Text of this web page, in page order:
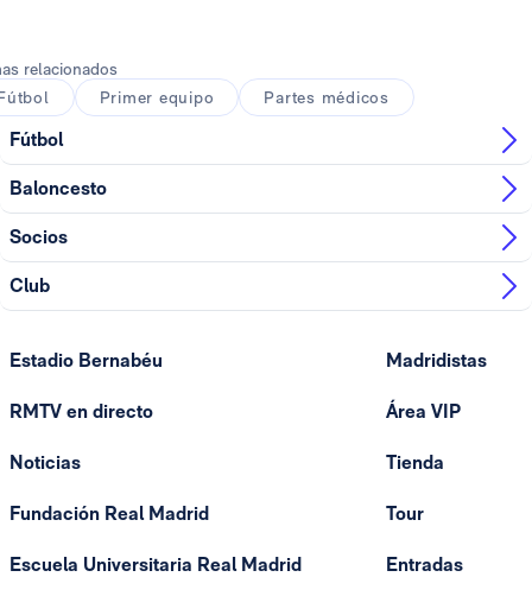
relacionados
Primer equipo Partes médicos
Fútbol
Baloncesto
Socios
Club
Estadio Bernabéu
RMTV en directo
Noticias
Fundación Real Madrid
Escuela Universitaria Real Madrid
Madridistas
Área VIP
Tienda
Tour
Entradas